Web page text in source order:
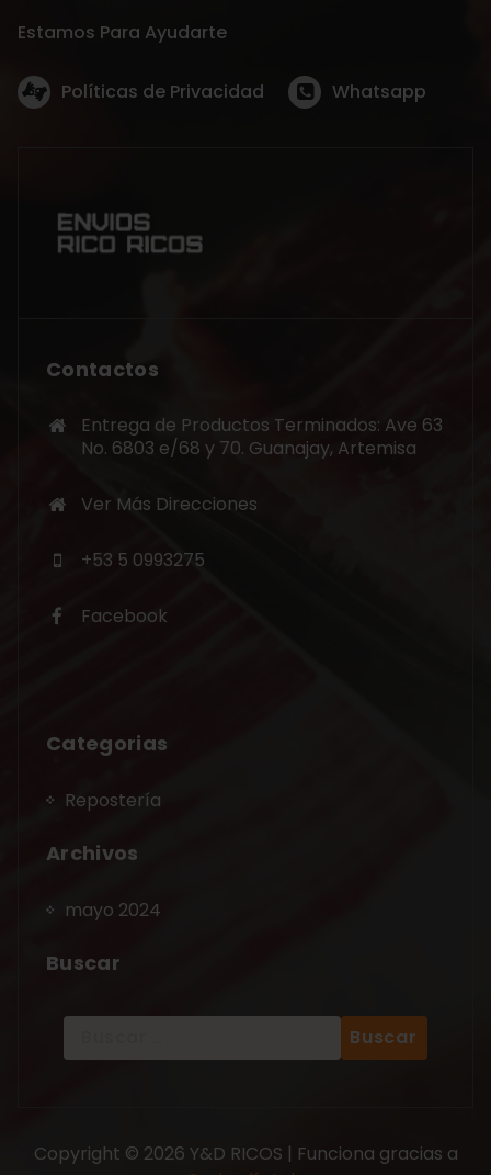
Estamos Para Ayudarte
Políticas de Privacidad Whatsapp
Contactos
Entrega de Productos Terminados: Ave 63
No. 6803 e/68 y 70. Guanajay, Artemisa
Ver Más Direcciones
+53 5 0993275
Facebook
Categorias
Repostería
Archivos
mayo 2024
Buscar
Copyright © 2026 Y&D RICOS | Funciona gracias a